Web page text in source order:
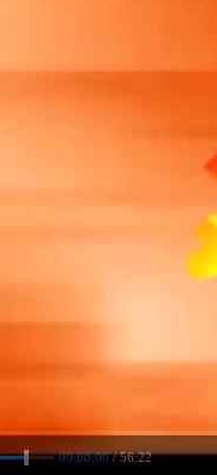
00:00:00 / 56:22